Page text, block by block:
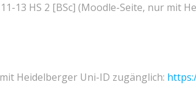
13 HS 2 [BSc] (Moodle-Seite, nur mit
Heidelberger Uni-ID zugänglich: